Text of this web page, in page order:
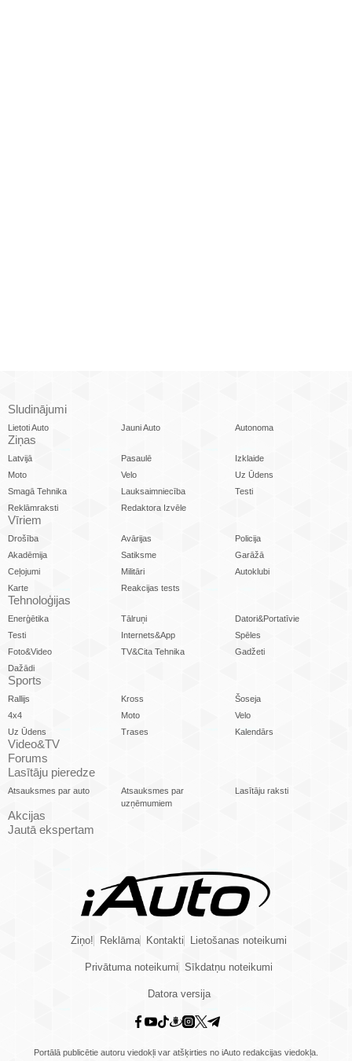
Sludinājumi
Lietoti Auto Jauni Auto Autonoma
Ziņas
Latvijā Pasaulē
Izklaide
Moto
Velo
Uz Ūdens
Smagā Tehnika
Lauksaimniecība
Testi
Reklāmraksti
Redaktora Izvēle
Vīriem
Drošība Avārijas
Policija
Akadēmija
Satiksme
Garāžā
Ceļojumi
Militāri
Autoklubi
Karte
Reakcijas tests
Tehnoloģijas
Enerģētika Tālruņi
Datori&Portatīvie
Testi
Internets&App
Spēles
Foto&Video
TV&Cita Tehnika
Gadžeti
Dažādi
Sports
Rallijs Kross
Šoseja
4x4
Moto
Velo
Uz Ūdens
Trases Kalendārs
Video&TV
Forums
Lasītāju pieredze
Atsauksmes par auto
Atsauksmes par
uzņēmumiem
Lasītāju raksti
Akcijas
Jautā ekspertam
Ziņo! Reklāma Kontakti Lietošanas noteikumi
Privātuma noteikumi Sīkdatņu noteikumi
Datora versija
Portālā publicētie autoru viedokļi var atšķirties no iAuto redakcijas viedokļa.